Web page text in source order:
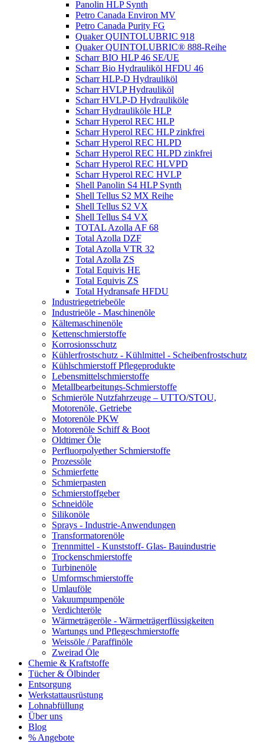
Panolin HLP Synth
Petro Canada Environ MV
Petro Canada Purity FG
Quaker QUINTOLUBRIC 918
Quaker QUINTOLUBRIC® 888-Reihe
Scharr BIO HLP 46 SE/UE
Scharr Bio Hydrauliköl HFDU 46
Scharr HLP-D Hydrauliköl
Scharr HVLP Hydrauliköl
Scharr HVLP-D Hydrauliköle
Scharr Hydrauliköle HLP
Scharr Hyperol REC HLP
Scharr Hyperol REC HLP zinkfrei
Scharr Hyperol REC HLPD
Scharr Hyperol REC HLPD zinkfrei
Scharr Hyperol REC HLVPD
Scharr Hyperol REC HVLP
Shell Panolin S4 HLP Synth
Shell Tellus S2 MX Reihe
Shell Tellus S2 VX
Shell Tellus S4 VX
TOTAL Azolla AF 68
Total Azolla DZF
Total Azolla VTR 32
Total Azolla ZS
Total Equivis HE
Total Equivis ZS
Total Hydransafe HFDU
Industriegetriebeöle
Industrieöle - Maschinenöle
Kältemaschinenöle
Kettenschmierstoffe
Korrosionsschutz
Kühlerfrostschutz - Kühlmittel - Scheibenfrostschutz
Kühlschmierstoff Pflegeprodukte
Lebensmittelschmierstoffe
Metallbearbeitungs-Schmierstoffe
Schmieröle Nutzfahrzeuge – UTTO/STOU,
Motorenöle, Getriebe
Motorenöle PKW
Motorenöle Schiff & Boot
Oldtimer Öle
Perfluorpolyether Schmierstoffe
Prozessöle
Schmierfette
Schmierpasten
Schmierstoffgeber
Schneidöle
Silikonöle
Sprays - Industrie-Anwendungen
Transformatorenöle
Trennmittel - Kunststoff- Glas- Bauindustrie
Trockenschmierstoffe
Turbinenöle
Umformschmierstoffe
Umlauföle
Vakuumpumpenöle
Verdichteröle
Wärmeträgeröle - Wärmeträgerflüssigkeiten
Wartungs und Pflegeschmierstoffe
Weissöle / Paraffinöle
Zweirad Öle
Chemie & Kraftstoffe
Tücher & Ölbinder
Entsorgung
Werkstattausrüstung
Lohnabfüllung
Über uns
Blog
% Angebote